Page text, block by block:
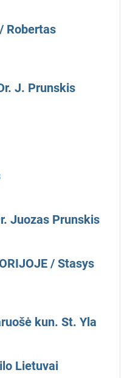
Robertas
J. Prunskis
Juozas Prunskis
/ Stasys
kun. St. Yla
Lietuvai